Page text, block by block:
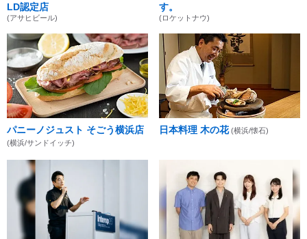
LD認定店
(アサヒビール)
す。
(ロケットナウ)
パニーノジュスト そごう横浜店
(横浜/サンドイッチ)
日本料理 木の花 (横浜/懐石)